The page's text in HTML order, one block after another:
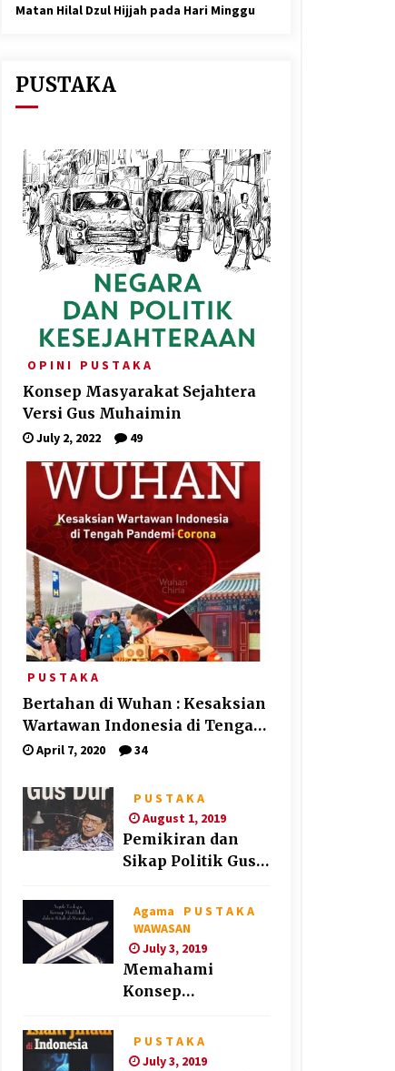
Matan Hilal Dzul Hijjah pada Hari Minggu
PUSTAKA
O P I N I P U S T A K A
Konsep Masyarakat Sejahtera
Versi Gus Muhaimin
July 2, 2022 49
P U S T A K A
Bertahan di Wuhan : Kesaksian
Wartawan Indonesia di Tengah
Pandemi Corona
April 7, 2020 34
P U S T A K A
August 1, 2019
Pemikiran dan
Sikap Politik Gus
Agama
P U S T A K A
WAWASAN
July 3, 2019
Memahami
Konsep
Syatibi
P U S T A K A
July 3, 2019